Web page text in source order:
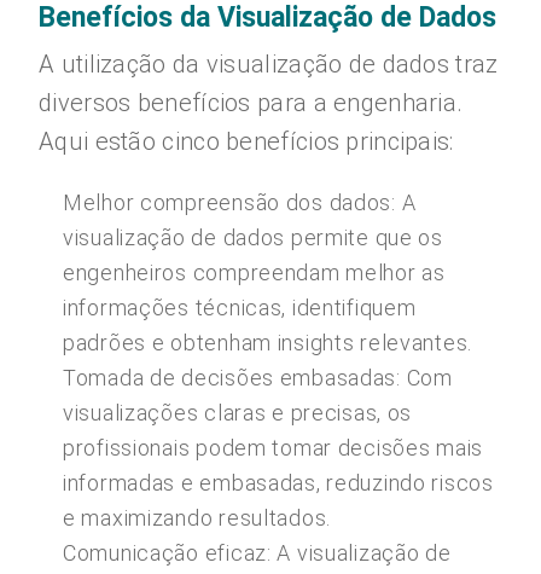
Benefícios da Visualização de Dados
A utilização da visualização de dados traz
diversos benefícios para a engenharia.
Aqui estão cinco benefícios principais:
Melhor compreensão dos dados: A
visualização de dados permite que os
engenheiros compreendam melhor as
informações técnicas, identifiquem
padrões e obtenham insights relevantes.
Tomada de decisões embasadas: Com
visualizações claras e precisas, os
profissionais podem tomar decisões mais
informadas e embasadas, reduzindo riscos
e maximizando resultados.
Comunicação eficaz: A visualização de